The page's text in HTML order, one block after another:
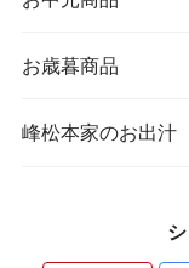
お歳暮商品
峰松本家のお出汁